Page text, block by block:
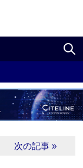
次の記事 »